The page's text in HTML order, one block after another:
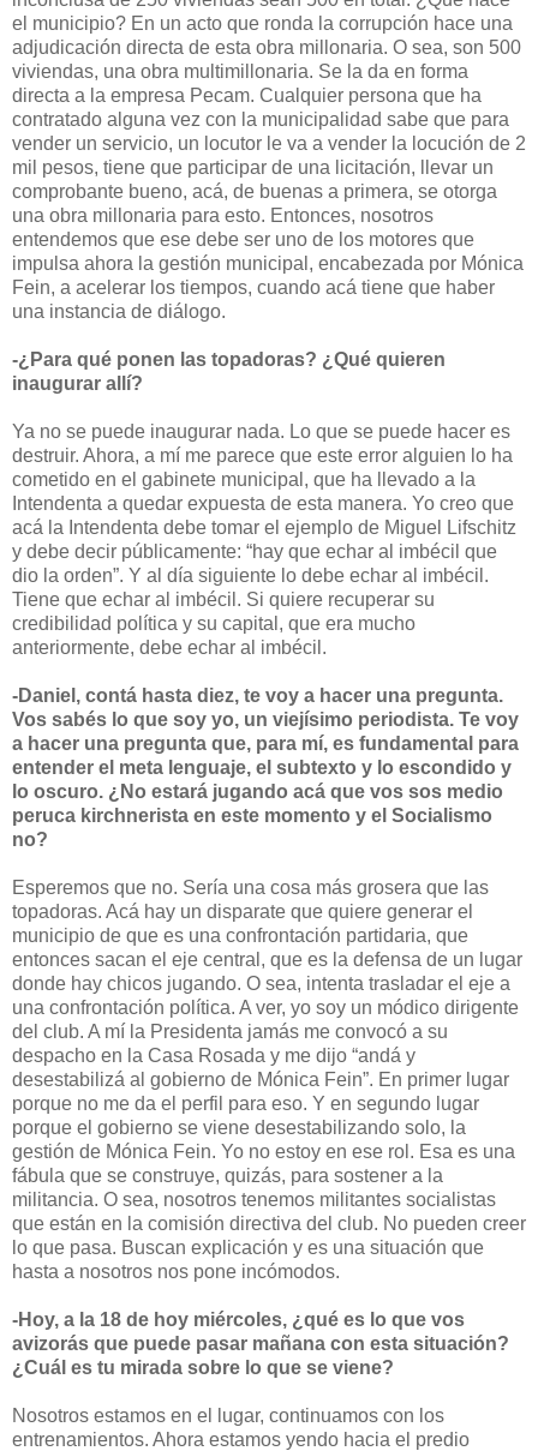
el municipio? En un acto que ronda la corrupción hace una
adjudicación directa de esta obra millonaria. O sea, son 500
viviendas, una obra multimillonaria. Se la da en forma
directa a la empresa Pecam. Cualquier persona que ha
contratado alguna vez con la municipalidad sabe que para
vender un servicio, un locutor le va a vender la locución de 2
mil pesos, tiene que participar de una licitación, llevar un
comprobante bueno, acá, de buenas a primera, se otorga
una obra millonaria para esto. Entonces, nosotros
entendemos que ese debe ser uno de los motores que
impulsa ahora la gestión municipal, encabezada por Mónica
Fein, a acelerar los tiempos, cuando acá tiene que haber
una instancia de diálogo.
-¿Para qué ponen las topadoras? ¿Qué quieren
inaugurar allí?
Ya no se puede inaugurar nada. Lo que se puede hacer es
destruir. Ahora, a mí me parece que este error alguien lo ha
cometido en el gabinete municipal, que ha llevado a la
Intendenta a quedar expuesta de esta manera. Yo creo que
acá la Intendenta debe tomar el ejemplo de Miguel Lifschitz
y debe decir públicamente: “hay que echar al imbécil que
dio la orden”. Y al día siguiente lo debe echar al imbécil.
Tiene que echar al imbécil. Si quiere recuperar su
credibilidad política y su capital, que era mucho
anteriormente, debe echar al imbécil.
-Daniel, contá hasta diez, te voy a hacer una pregunta.
Vos sabés lo que soy yo, un viejísimo periodista. Te voy
a hacer una pregunta que, para mí, es fundamental para
entender el meta lenguaje, el subtexto y lo escondido y
lo oscuro. ¿No estará jugando acá que vos sos medio
peruca kirchnerista en este momento y el Socialismo
no?
Esperemos que no. Sería una cosa más grosera que las
topadoras. Acá hay un disparate que quiere generar el
municipio de que es una confrontación partidaria, que
entonces sacan el eje central, que es la defensa de un lugar
donde hay chicos jugando. O sea, intenta trasladar el eje a
una confrontación política. A ver, yo soy un módico dirigente
del club. A mí la Presidenta jamás me convocó a su
despacho en la Casa Rosada y me dijo “andá y
desestabilizá al gobierno de Mónica Fein”. En primer lugar
porque no me da el perfil para eso. Y en segundo lugar
porque el gobierno se viene desestabilizando solo, la
gestión de Mónica Fein. Yo no estoy en ese rol. Esa es una
fábula que se construye, quizás, para sostener a la
militancia. O sea, nosotros tenemos militantes socialistas
que están en la comisión directiva del club. No pueden creer
lo que pasa. Buscan explicación y es una situación que
hasta a nosotros nos pone incómodos.
-Hoy, a la 18 de hoy miércoles, ¿qué es lo que vos
avizorás que puede pasar mañana con esta situación?
¿Cuál es tu mirada sobre lo que se viene?
Nosotros estamos en el lugar, continuamos con los
entrenamientos. Ahora estamos yendo hacia el predio